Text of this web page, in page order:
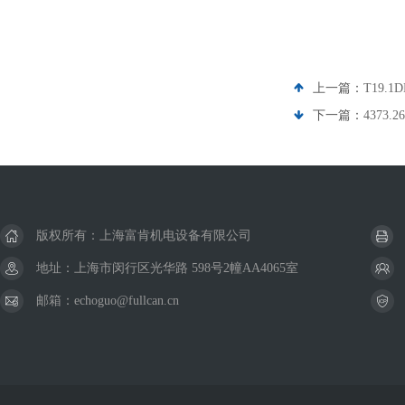
上一篇：
下一篇：
版权所有：上海富肯机电设备有限公司
地址：上海市闵行区光华路 598号2幢AA4065室
邮箱：echoguo@fullcan.cn